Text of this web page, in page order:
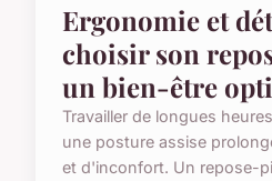
Ergonomie et
choisir son
un bien-être
Travailler de longues
une posture assise
et d'inconfort. Un repose-